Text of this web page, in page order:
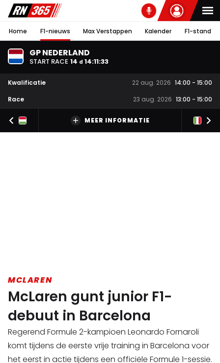
Home F1-nieuws Max Verstappen Kalender F1-stand
GP NEDERLAND
START RACE 14 d 14:11:32
Kwalificatie 22 aug. 2026 14:00 - 15:00
Race
23 aug. 2026 13:00 - 15:00
MEER INFORMATIE
MCLAREN
McLaren gunt junior F1-
debuut in Barcelona
Regerend Formule 2-kampioen Leonardo Fornaroli
komt tijdens de eerste vrije training in Barcelona voor
het eerst in actie tijdens een officiële Formule 1-sessie.